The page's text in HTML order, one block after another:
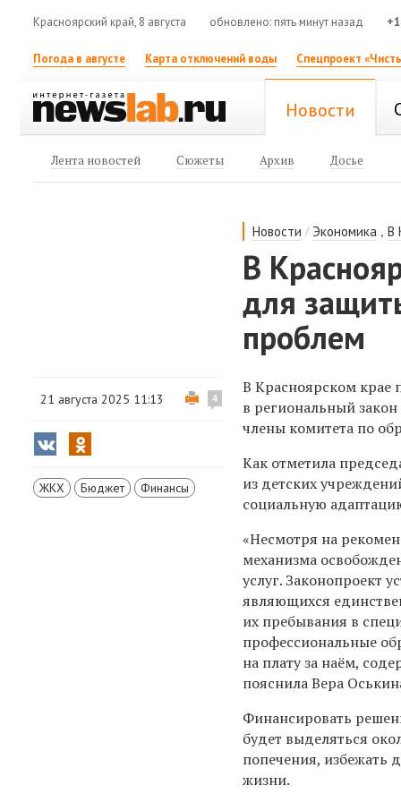
Красноярский край, 8 августа обновлено: пять минут назад
Погода в августе Карта отключений воды Спецпроект
Новости
Лента новостей Сюжеты Архив Досье
Новости / Экономика ,В
В
для
проблем
21 августа 2025 11:13 4
ЖКХ Бюджет Финансы
В Красноярском крае
в региональный
члены комитета по
Как отметила
из детских
социальную
«Несмотря на
механизма
услуг. Законопроект
являющихся
их пребывания в
профессиональные
на плату за наём,
пояснила Вера
Финансировать
будет выделяться
попечения, избежать
жизни.